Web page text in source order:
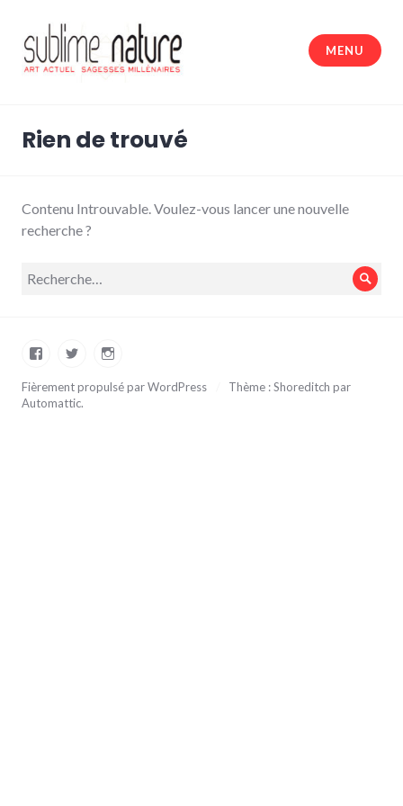
contenu
principal
MENU
Rien de trouvé
Contenu Introuvable. Voulez-vous lancer une nouvelle
recherche ?
Recherche
FacebookTwitterInstagram
Fièrement propulsé par WordPress
Thème : Shoreditch par
Automattic.